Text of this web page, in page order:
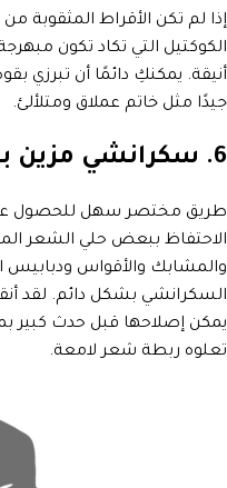
إذا لم تكن الأقراط المثقوبة
الكوكتيل التي تكاد تكون
أنيقة. يمكنكِ دائمًا أن تبرزي
جيدًا مثل خاتم عملاق ومتلألئ.
6. سكرانشي مزين بالترتر
طريق مختصر سهل للحصول
الاحتفاظ ببعض حلي الشعر
والمشابك والأقواس ودبابيس
السكرانشي بشكل دائم. لقد
يمكن إصلاحها قبل حدث كبير
تعلوه ربطة شعر لامعة.